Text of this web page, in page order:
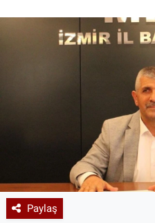
Paylaş